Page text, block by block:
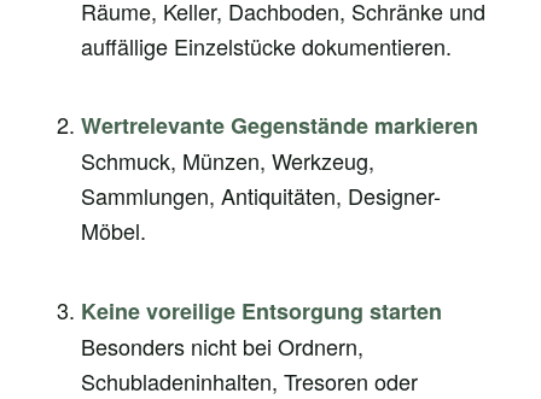
Räume, Keller, Dachboden, Schränke und
auffällige Einzelstücke dokumentieren.
Wertrelevante Gegenstände markieren
Schmuck, Münzen, Werkzeug,
Sammlungen, Antiquitäten, Designer-
Möbel.
Keine voreilige Entsorgung starten
Besonders nicht bei Ordnern,
Schubladeninhalten, Tresoren oder